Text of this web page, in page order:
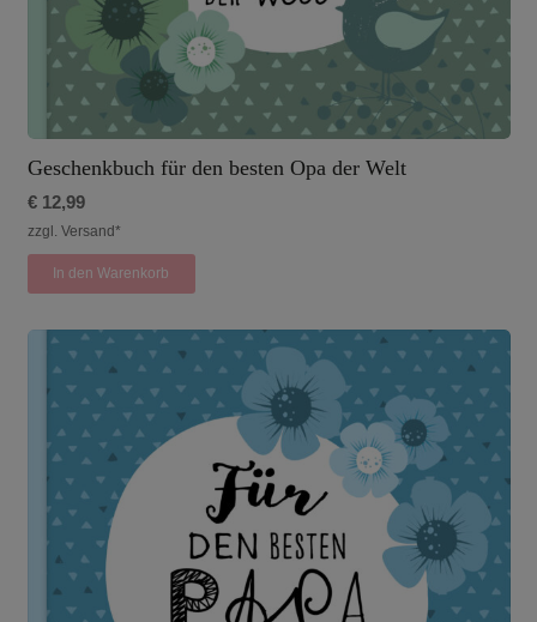
Geschenkbuch für den besten Opa der Welt
€12,99
zzgl. Versand*
In den Warenkorb